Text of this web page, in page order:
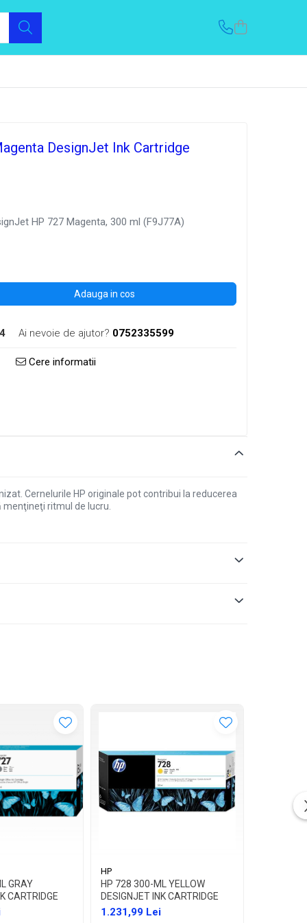
DesignJet Ink Cartridge
HP 727 Magenta, 300 ml (F9J77A)
Adauga in cos
Ai nevoie de ajutor? 0752335599
Cere informatii
Cernelurile HP originale pot contribui la reducerea
ritmul de lucru.
GRAY
CARTRIDGE
HP
HP 728 300-ML YELLOW
DESIGNJET INK CARTRIDGE
1.231,99 Lei